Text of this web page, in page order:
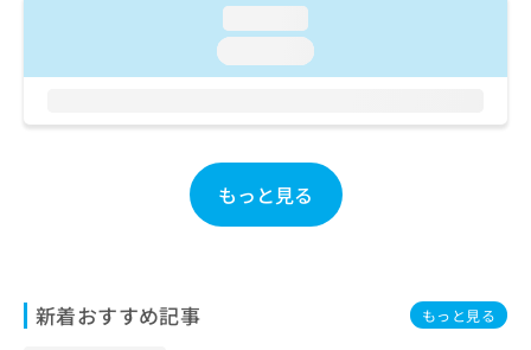
もっと見る
新着おすすめ記事 もっと見る
せ